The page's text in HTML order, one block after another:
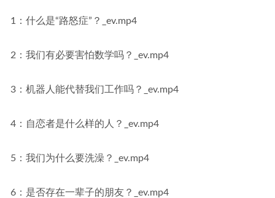
1：什么是“路怒症”？_ev.mp4
2：我们有必要害怕数学吗？_ev.mp4
3：机器人能代替我们工作吗？_ev.mp4
4：自恋者是什么样的人？_ev.mp4
5：我们为什么要洗澡？_ev.mp4
6：是否存在一辈子的朋友？_ev.mp4